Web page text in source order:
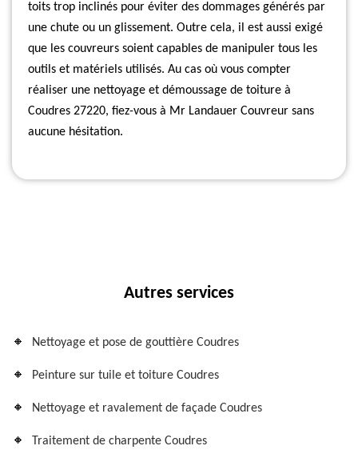
toits trop inclinés pour éviter des dommages générés par
une chute ou un glissement. Outre cela, il est aussi exigé
que les couvreurs soient capables de manipuler tous les
outils et matériels utilisés. Au cas où vous compter
réaliser une nettoyage et démoussage de toiture à
Coudres 27220, fiez-vous à Mr Landauer Couvreur sans
aucune hésitation.
Autres services
Nettoyage et pose de gouttière Coudres
Peinture sur tuile et toiture Coudres
Nettoyage et ravalement de façade Coudres
Traitement de charpente Coudres